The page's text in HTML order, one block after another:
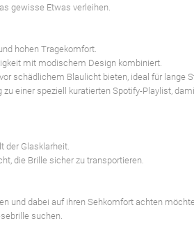
gewisse Etwas verleihen.
hohen Tragekomfort.
mit modischem Design kombiniert.
schädlichem Blaulicht bieten, ideal für lange
einer speziell kuratierten Spotify-Playlist,
der Glasklarheit.
die Brille sicher zu transportieren.
und dabei auf ihren Sehkomfort achten
suchen.